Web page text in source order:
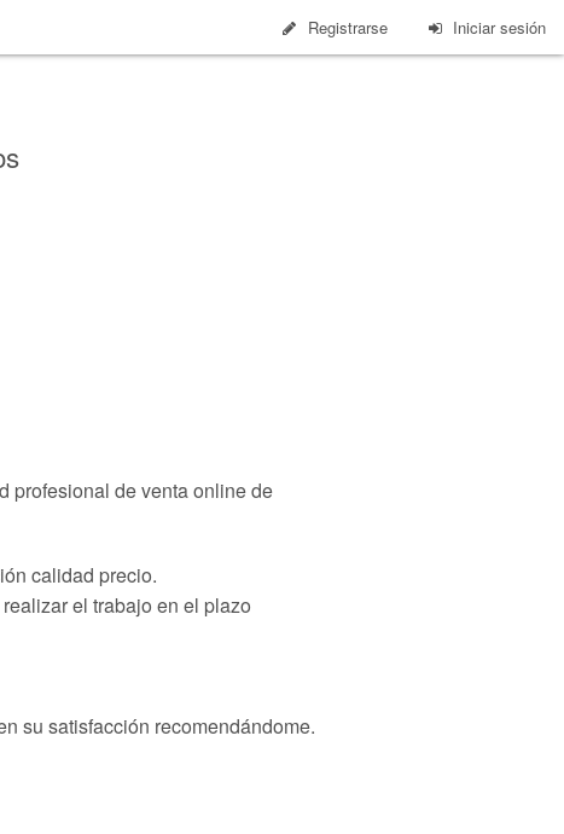
Registrarse Iniciar sesión
profesional de venta online de
calidad precio.
el trabajo en el plazo
su satisfacción recomendándome.